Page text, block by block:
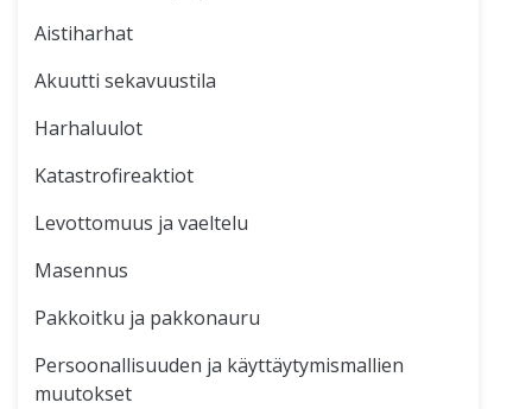
Aistiharhat
Akuutti sekavuustila
Harhaluulot
Katastrofireaktiot
Levottomuus ja vaeltelu
Masennus
Pakkoitku ja pakkonauru
Persoonallisuuden ja käyttäytymismallien
muutokset